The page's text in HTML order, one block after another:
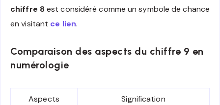
chiffre 8est considéré comme un symbole de chance
en visitant ce lien.
Comparaison des aspects du chiffre 9 en
numérologie
Aspects Signification